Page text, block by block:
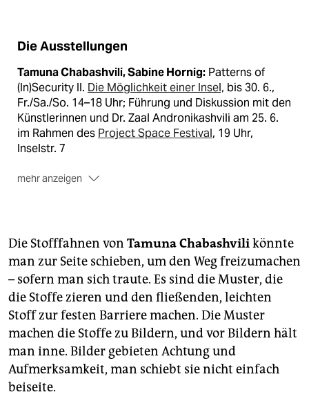
Die Ausstellungen
Tamuna Chabashvili, Sabine Hornig: Patterns of
(In)Security II. Die Möglichkeit einer Insel, bis 30. 6.,
Fr./Sa./So. 14–18 Uhr; Führung und Diskussion mit den
Künstlerinnen und Dr. Zaal Andronikashvili am 25. 6.
im Rahmen des Project Space Festival, 19 Uhr,
Inselstr. 7
mehr anzeigen
Die Stofffahnen von Tamuna Chabashvilikönnte
man zur Seite schieben, um den Weg freizumachen
– sofern man sich traute. Es sind die Muster, die
die Stoffe zieren und den fließenden, leichten
Stoff zur festen Barriere machen. Die Muster
machen die Stoffe zu Bildern, und vor Bildern hält
man inne. Bilder gebieten Achtung und
Aufmerksamkeit, man schiebt sie nicht einfach
beiseite.